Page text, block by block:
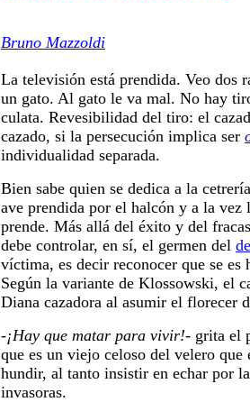
Bruno Mazzoldi
La televisión está prendida. Veo dos
un gato. Al gato le va mal. No hay
culata. Revesibilidad del tiro: el
cazado, si la persecución implica ser
individualidad separada.
Bien sabe quien se dedica a la
ave prendida por el halcón y a la vez
prende. Más allá del éxito y del
debe controlar, en sí, el germen del
víctima, es decir reconocer que se es
Según la variante de Klossowski, el
Diana cazadora al asumir el florecer
-¡Hay que matar para vivir!- grita el
que es un viejo celoso del velero que
hundir, al tanto insistir en echar por
invasoras.